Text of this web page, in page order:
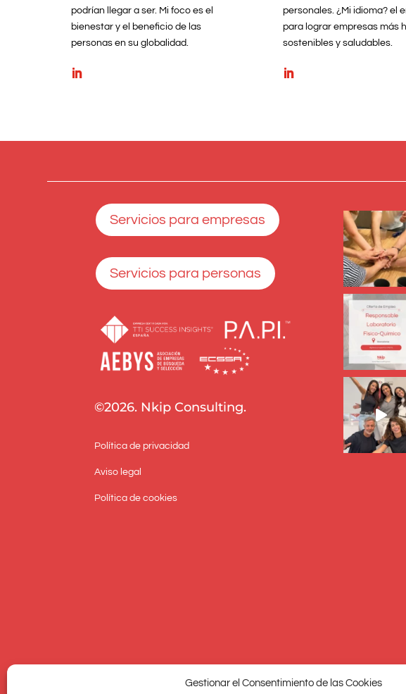
Gestionar el Consentimiento de las Cookies
podrían llegar a ser. Mi foco es el
bienestar y el beneficio de las
personas en su globalidad.
personales. ¿Mi idioma? el
para lograr empresas más
sostenibles y saludables.
Servicios para empresas
Servicios para personas
©2026. Nkip Consulting.
Política de privacidad
Aviso legal
Política de cookies